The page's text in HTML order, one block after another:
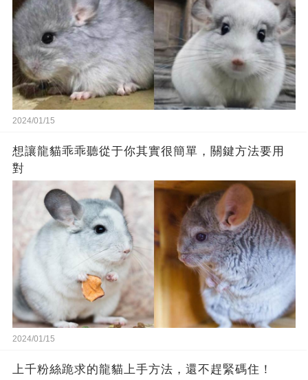
2024/01/15
想讓龍貓乖乖聽從于你其實很簡單，關鍵方法要用
對
2024/01/15
上千粉絲跪求的龍貓上手方法，還不趕緊碼住！